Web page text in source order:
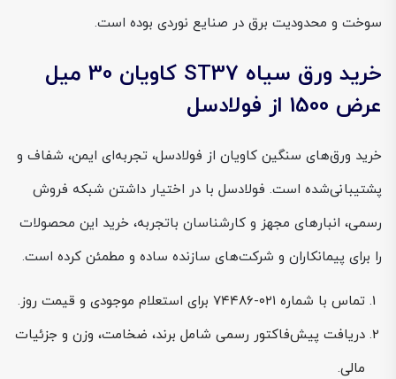
سوخت و محدودیت برق در صنایع نوردی بوده است.
خرید ورق سیاه ST37 کاویان 30 میل
عرض 1500 از فولادسل
خرید ورق‌های سنگین کاویان از فولادسل، تجربه‌ای ایمن، شفاف و
پشتیبانی‌شده است. فولادسل با در اختیار داشتن شبکه فروش
رسمی، انبارهای مجهز و کارشناسان باتجربه، خرید این محصولات
را برای پیمانکاران و شرکت‌های سازنده ساده و مطمئن کرده است.
تماس با شماره ۰۲۱-۷۴۴۸۶ برای استعلام موجودی و قیمت روز.
دریافت پیش‌فاکتور رسمی شامل برند، ضخامت، وزن و جزئیات
مالی.